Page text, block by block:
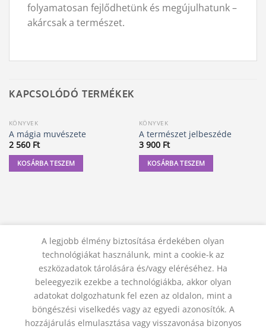
folyamatosan fejlődhetünk és megújulhatunk –
akárcsak a természet.
KAPCSOLÓDÓ TERMÉKEK
KÖNYVEK
A mágia muvészete
2 560 Ft
KOSÁRBA TESZEM
KÖNYVEK
A természet jelbeszéde
3 900 Ft
KOSÁRBA TESZEM
KAPCSOLAT ADATVÉDELMI NYILATKOZAT
ÁSZF
JOGI NYILATKOZAT
SZÁLLÍTÁSI FELTÉTELEK
ELÁLLÁS A SZERZŐDÉSTŐL
A legjobb élmény biztosítása érdekében olyan
technológiákat használunk, mint a cookie-k az
eszközadatok tárolására és/vagy eléréséhez. Ha
beleegyezik ezekbe a technológiákba, akkor olyan
adatokat dolgozhatunk fel ezen az oldalon, mint a
böngészési viselkedés vagy az egyedi azonosítók. A
hozzájárulás elmulasztása vagy visszavonása bizonyos